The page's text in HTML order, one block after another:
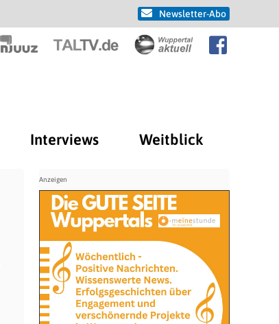
Newsletter-Abo
Interviews Weitblick